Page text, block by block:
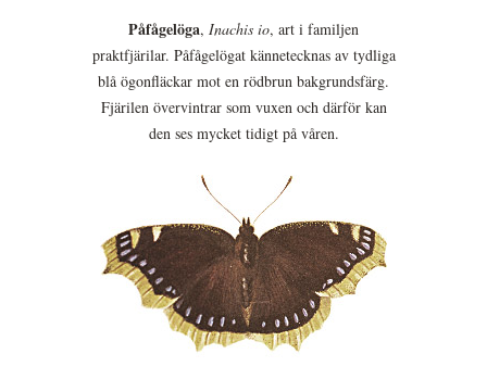
Påfågelöga, Inachis io, art i familjen
praktfjärilar. Påfågelögat kännetecknas av tydliga
blå ögonfläckar mot en rödbrun bakgrundsfärg.
Fjärilen övervintrar som vuxen och därför kan
den ses mycket tidigt på våren.